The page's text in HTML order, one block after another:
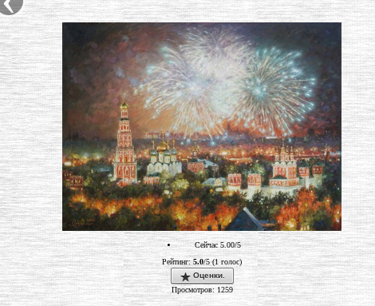
Сейчас 5.00/5
Рейтинг:5.0/5 (1 голос)
Оценки.
Просмотров: 1259